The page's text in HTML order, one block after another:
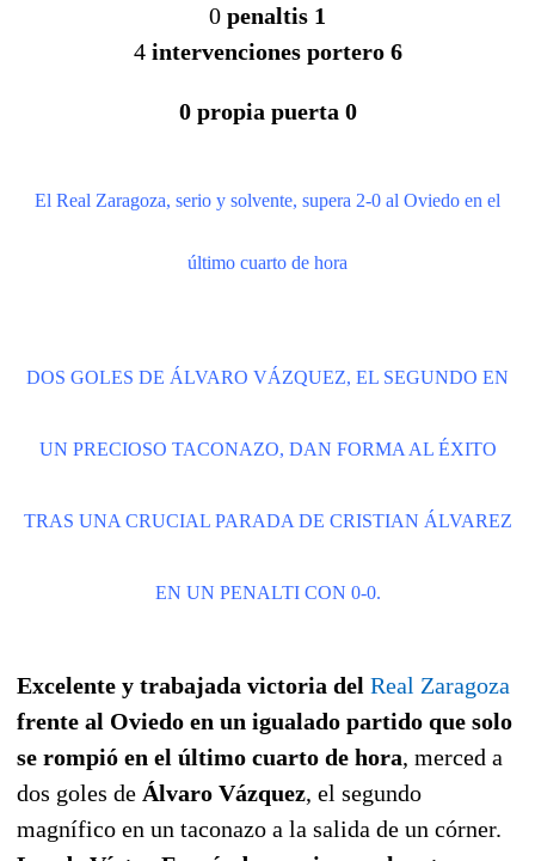
0 penaltis 1
4 intervenciones portero 6
0 propia puerta 0
El Real Zaragoza, serio y solvente, supera 2-0 al Oviedo en el
último cuarto de hora
DOS GOLES DE ÁLVARO VÁZQUEZ, EL SEGUNDO EN
UN PRECIOSO TACONAZO, DAN FORMA AL ÉXITO
TRAS UNA CRUCIAL PARADA DE CRISTIAN ÁLVAREZ
EN UN PENALTI CON 0-0.
Excelente y trabajada victoria del Real Zaragoza
frente al Oviedo en un igualado partido que solo
se rompió en el último cuarto de hora, merced a
dos goles de Álvaro Vázquez, el segundo
magnífico en un taconazo a la salida de un córner.